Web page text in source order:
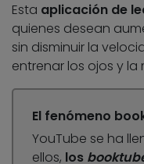
Esta aplicación de
quienes desean
sin disminuir la
entrenar los ojos y la
El fenómeno
YouTube se ha
ellos, los